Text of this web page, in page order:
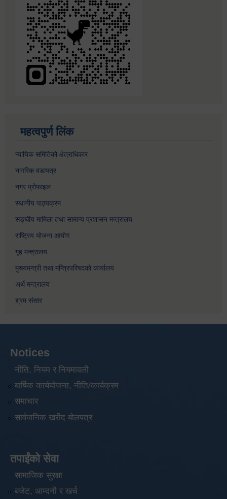
महत्वपुर्ण लिंक
न्यायिक समितिको क्षेत्राधिकार
नागरिक वडापत्र
नगर प्रोफाइल
स्थानीय पाठ्यक्रम
सङ्घीय मामिला तथा सामान्य प्रशासन मन्त्रालय
राष्ट्रिय योजना आयोग
गृह मन्त्रालय
मुख्यमन्त्री तथा मन्त्रिपरिषदको कार्यालय
अर्थ मन्त्रालय
श्रम संसार
Notices
नीति, नियम र नियमावली
बार्षिक कार्ययोजना, नीति/कार्यक्रम
समाचार
सार्वजनिक खरीद बोलपत्र
तपाईंको सेवा
सामाजिक सुरक्षा
बजेट, आम्दनी र खर्च